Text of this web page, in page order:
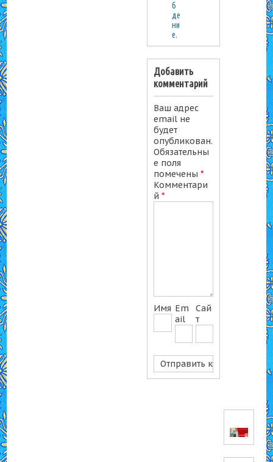
б
де
ни
е.
Добавить
комментарий
Ваш адрес
email не
будет
опубликован.
Обязательны
е поля
помечены*
Комментари
й*
Имя Em
ail
Сай
т